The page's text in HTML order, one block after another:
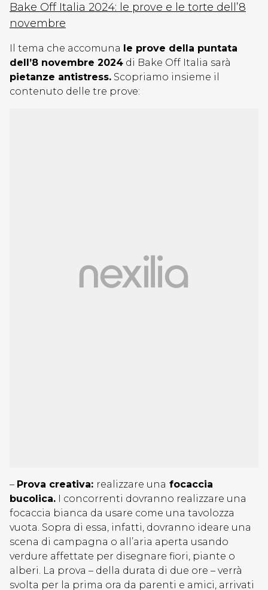
Bake Off Italia 2024: le prove e le torte dell’8
novembre
Il tema che accomuna le prove della puntata
dell’8 novembre 2024 di Bake Off Italia sarà
pietanze antistress. Scopriamo insieme il
contenuto delle tre prove:
– Prova creativa: realizzare una focaccia
bucolica. I concorrenti dovranno realizzare una
focaccia bianca da usare come una tavolozza
vuota. Sopra di essa, infatti, dovranno ideare una
scena di campagna o all’aria aperta usando
verdure affettate per disegnare fiori, piante o
alberi. La prova – della durata di due ore – verrà
svolta per la prima ora da parenti e amici, arrivati